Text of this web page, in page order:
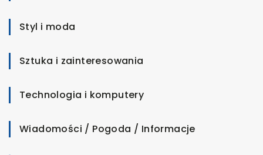
Styl i moda
Sztuka i zainteresowania
Technologia i komputery
Wiadomości / Pogoda / Informacje